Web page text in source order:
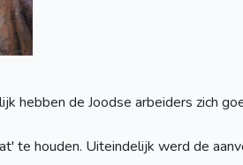
hebben de Joodse arbeiders zich
te houden. Uiteindelijk werd de